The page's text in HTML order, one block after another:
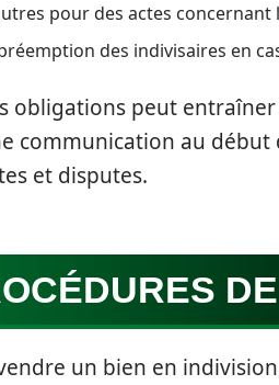
pour des actes
des indivisaires en
obligations peut
communication au
et disputes.
vendre un bien en